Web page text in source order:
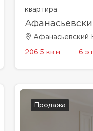
квартира
Афанасьевский
206.5 кв.м. 6
Продажа